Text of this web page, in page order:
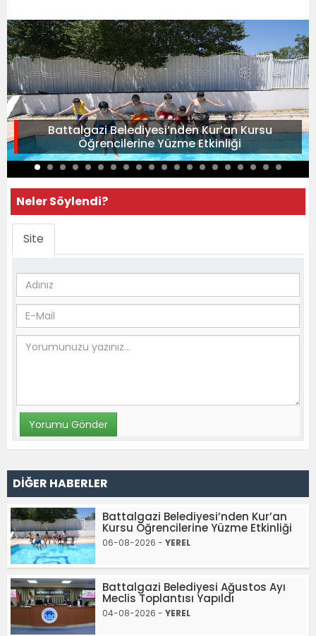
Battalgazi Belediyesi’nden Kur’an Kursu
Öğrencilerine Yüzme Etkinliği
Neler Söylendi?
Site
DİĞER HABERLER
Battalgazi Belediyesi’nden Kur’an
Kursu Öğrencilerine Yüzme Etkinliği
06-08-2026 - YEREL
Battalgazi Belediyesi Ağustos Ayı
Meclis Toplantısı Yapıldı
04-08-2026 - YEREL